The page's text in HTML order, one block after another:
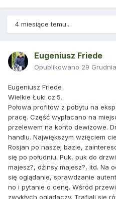
4 miesiące temu...
Eugeniusz Friede
Opublikowano 29
Eugeniusz Friede
Wielkie Łuki cz.5.
Połowa profitów z pobytu na
pracę. Część wypłacano na
przelewem na konto dewizowe.
handlu. Największym wzięciem
Rosjan po naszej bazie,
się po południu. Puk, puk do
majesz?, dżinsy majesz?, itd. Na
się oglądanie, sprawdzanie
no i pytanie o cenę. Wśród
zwykłych oglądaczy. Trafiali się